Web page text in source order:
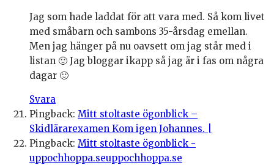
Jag som hade laddat för att vara med. Så kom livet
med småbarn och sambons 35-årsdag emellan.
Men jag hänger på nu oavsett om jag står med i
listan 🙂 Jag bloggar ikapp så jag är i fas om några
dagar 🙂
Svara
Pingback: Mitt stoltaste ögonblick –
Skidlärarexamen Kom igen Johannes. |
Pingback: Mitt stoltaste ögonblick -
uppochhoppa.seuppochhoppa.se